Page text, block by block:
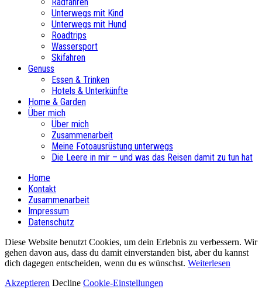
Radfahren
Unterwegs mit Kind
Unterwegs mit Hund
Roadtrips
Wassersport
Skifahren
Genuss
Essen & Trinken
Hotels & Unterkünfte
Home & Garden
Über mich
Über mich
Zusammenarbeit
Meine Fotoausrüstung unterwegs
Die Leere in mir – und was das Reisen damit zu tun hat
Home
Kontakt
Zusammenarbeit
Impressum
Datenschutz
Diese Website benutzt Cookies, um dein Erlebnis zu verbessern. Wir
gehen davon aus, dass du damit einverstanden bist, aber du kannst
dich dagegen entscheiden, wenn du es wünschst. Weiterlesen
Akzeptieren Decline Cookie-Einstellungen